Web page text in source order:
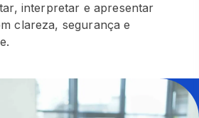
interpretar e apresentar
clareza, segurança e